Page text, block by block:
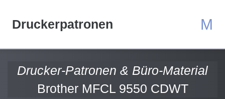
Druckerpatronen M
Drucker-Patronen & Büro-Material
Brother MFCL 9550 CDWT